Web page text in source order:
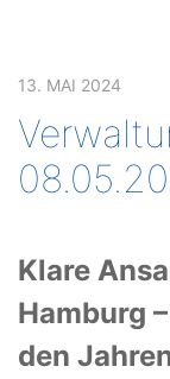
13. MAI 2024
Klare
Hamburg
den